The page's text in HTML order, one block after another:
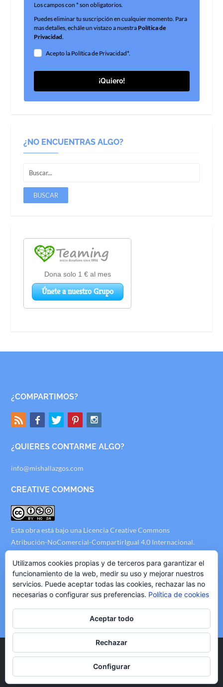
Los campos con * son obligatorios.
Puedes eliminar tu suscripción en cualquier momento. Para
mas detalles, echále un vistazo a nuestraPolítica de
Privacidad.
Acepto la Política de Privacidad*.
¡Quiero!
¿NO ENCUENTRAS ALGO?
¿COMPARTIMOS?
¿QUIERES CONTARME ALGO?
info@mishallazgos.com
CREATIVE COMMONS
Esta obra está bajo una Licencia Creative Commons
Atribución-NoComercial-CompartirIgual 4.0 Internacional.
AVISO LEGAL
Politica de Privacidad
Politica de Cookies
Politica de Publicidad
Copyright © 2020 mishallazgos.com, All Rights Reserved.
Utilizamos cookies propias y de terceros para garantizar el
funcionamiento de la web, medir su uso y mejorar nuestros
servicios. Puede aceptar todas las cookies, rechazar las no
necesarias o configurar sus preferencias. Política de cookies
Aceptar todo
Rechazar
Configurar